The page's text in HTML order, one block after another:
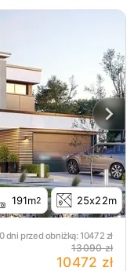
191m2 25x22m
dni przed obniżką:10472 zł
13090 zł
10472 zł